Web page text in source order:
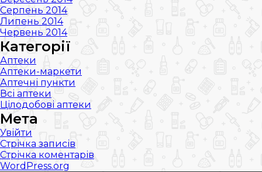
Серпень 2014
Липень 2014
Червень 2014
Категорії
Аптеки
Аптеки-маркети
Аптечні пункти
Всі аптеки
Цілодобові аптеки
Мета
Увійти
Стрічка записів
Стрічка коментарів
WordPress.org